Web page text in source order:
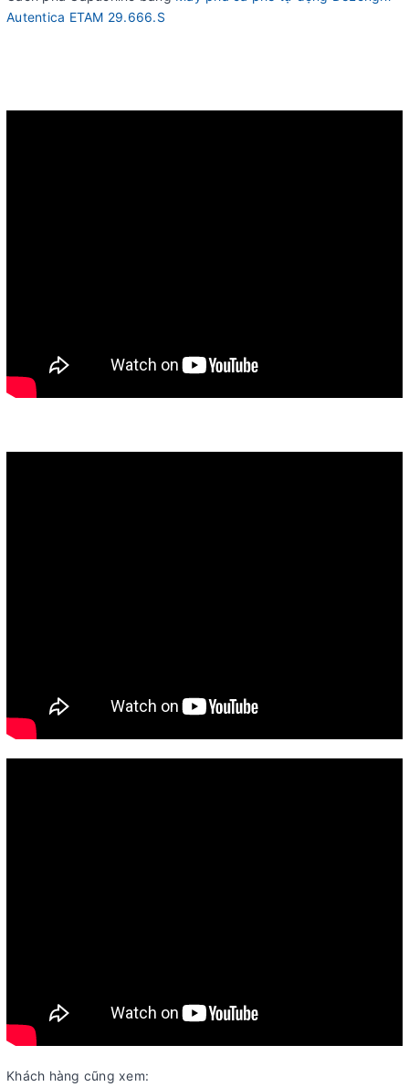
Autentica ETAM 29.666.S
Khách hàng cũng xem: